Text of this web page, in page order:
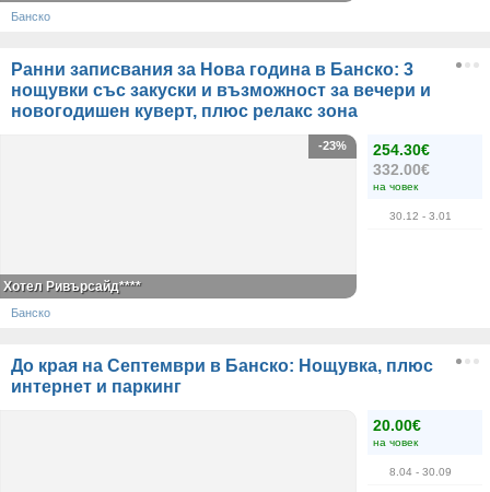
Банско
Ранни записвания за Нова година в Банско: 3
нощувки със закуски и възможност за вечери и
новогодишен куверт, плюс релакс зона
254.30€
332.00€
на човек
30.12 - 3.01
-23%
Хотел Ривърсайд****
Банско
До края на Септември в Банско: Нощувка, плюс
интернет и паркинг
20.00€
на човек
8.04 - 30.09